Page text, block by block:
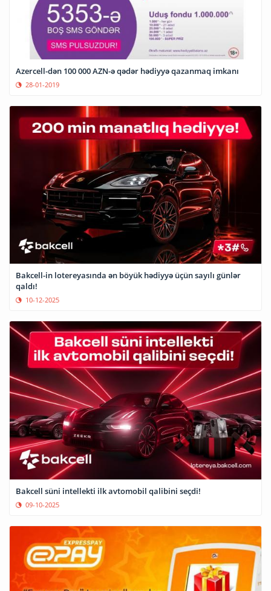
Azercell-dən 100 000 AZN-ə qədər hədiyyə qazanmaq imkanı
28-01-2019
Bakcell-in lotereyasında ən böyük hədiyyə üçün sayılı günlər
qaldı!
10-12-2025
Bakcell süni intellekti ilk avtomobil qalibini seçdi!
09-10-2025